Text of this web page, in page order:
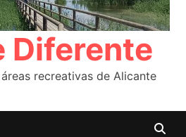
Diferente
recreativas de Alicante